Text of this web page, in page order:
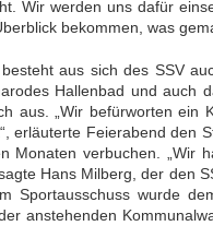
Wir werden uns dafür
bekommen, was
aus sich des SSV
Hallenbad und auch
aus. „Wir befürworten ein
erläuterte Feierabend den
Monaten verbuchen. „Wir
Hans Milberg, der den
Sportausschuss wurde
anstehenden